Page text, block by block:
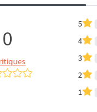
0
5
4
3
2
1